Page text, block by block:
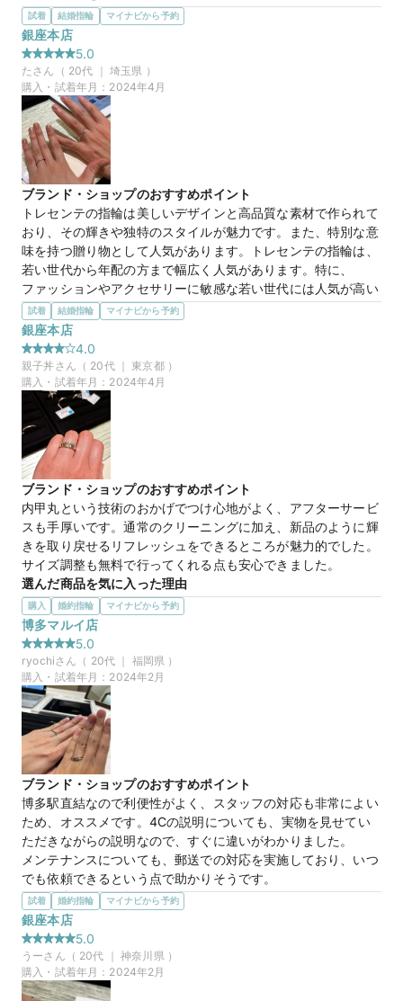
指に合うデザインの指輪で素材もこだわっていることもあり、
値段も買いやすい値段であったため購入することにしました。
アフターサービスは指輪直しだけでなく、さまざまなサービス
がついていたのもよかったポイントです。
マイナビ限定 来店特典
この店舗のおすすめ特典情報
【予約&来店で最大15,000円】トレセンテとマイナビウエディング
から最大15,000円分の来店特典
試着 結婚指輪 マイナビから予約
銀座本店
5.0
たさん（ 20代 ｜ 埼玉県 ）
購入・試着年月： 2024年4月
ブランド・ショップのおすすめポイント
トレセンテの指輪は美しいデザインと高品質な素材で作られて
おり、その輝きや独特のスタイルが魅力です。また、特別な意
味を持つ贈り物として人気があります。トレセンテの指輪は、
若い世代から年配の方まで幅広く人気があります。特に、
ファッションやアクセサリーに敏感な若い世代には人気が高い
ですが、デザインの多様性や品質の高さから、あらゆる年代に
愛されています。
選んだ商品を気に入った理由
ダイヤモンドをあしらったエンゲージリングやウエディングバ
ンドがよく売れていて人気が高いということもあり、やはり他
店と比較してもダイヤモンドの輝きが別格であるところです。
暗いところでも一つひとつのダイヤモンドがしっかりと輝きを
放っていました。
マイナビ限定 来店特典
この店舗のおすすめ特典情報
【予約&来店で最大15,000円】トレセンテとマイナビウエディング
から最大15,000円分の来店特典
試着 結婚指輪 マイナビから予約
銀座本店
4.0
親子丼さん（ 20代 ｜ 東京都）
購入・試着年月： 2024年4月
ブランド・ショップのおすすめポイント
内甲丸という技術のおかげでつけ心地がよく、アフターサービ
スも手厚いです。通常のクリーニングに加え、新品のように輝
きを取り戻せるリフレッシュをできるところが魅力的でした。
サイズ調整も無料で行ってくれる点も安心できました。
選んだ商品を気に入った理由
婚約指輪でいただいたハーフエタニティリングと相性がよい平
打ちストレートの指輪であり、通常の1.5倍使用されたプラチ
ナの輝きがとても気に入りました。また、ダイヤが一石入って
おり、アクセントとなってステキでした。
価格帯 20万円
マイナビ限定 来店特典
この店舗のおすすめ特典情報
【予約&来店で最大15,000円】トレセンテとマイナビウエディング
から最大15,000円分の来店特典
購入 婚約指輪 マイナビから予約
博多マルイ店
5.0
ryochiさん（ 20代 ｜ 福岡県 ）
購入・試着年月： 2024年2月
ブランド・ショップのおすすめポイント
博多駅直結なので利便性がよく、スタッフの対応も非常によい
ため、オススメです。4Cの説明についても、実物を見せてい
ただきながらの説明なので、すぐに違いがわかりました。
メンテナンスについても、郵送での対応を実施しており、いつ
でも依頼できるという点で助かりそうです。
選んだ商品を気に入った理由
初回で試着した際に、指馴染みがよくデザインも気に入りまし
た。
ダイヤモンドについても、3EXの更に上である5EXを取り扱っ
ており、ほかとの輝きの差が一目瞭然であったため、即決で購
入しました。
試着 婚約指輪 マイナビから予約
銀座本店
5.0
うーさん（ 20代 ｜神奈川県 ）
購入・試着年月： 2024年2月